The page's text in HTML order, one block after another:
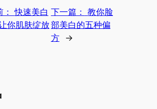
：快速美白
你肌肤绽放
下一篇： 教你脸
部美白的五种偏
方
→